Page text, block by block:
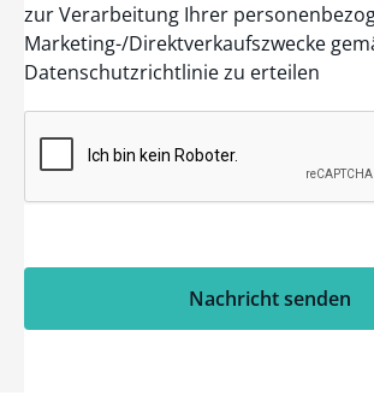
zur Verarbeitung Ihrer
Marketing-/Direktverkaufszwecke
Datenschutzrichtlinie zu erteilen
Nachricht senden